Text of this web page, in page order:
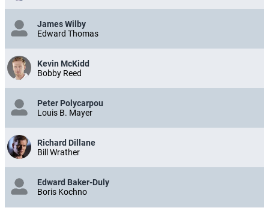
James Wilby
Edward Thomas
Kevin McKidd
Bobby Reed
Peter Polycarpou
Louis B. Mayer
Richard Dillane
Bill Wrather
Edward Baker-Duly
Boris Kochno